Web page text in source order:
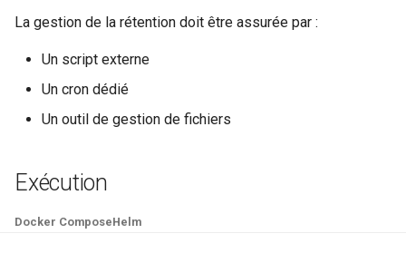
La gestion de la rétention doit être assurée par :
Un script externe
Un cron dédié
Un outil de gestion de fichiers
Exécution
Docker ComposeHelm